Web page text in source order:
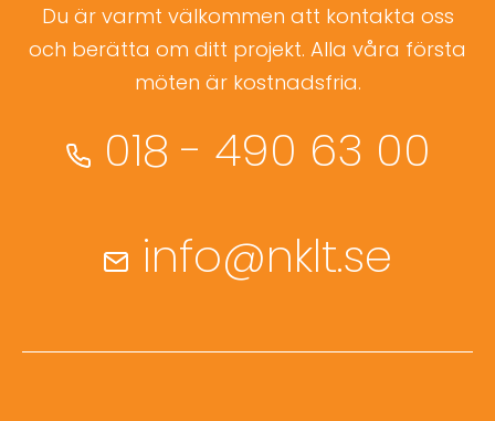
Du är varmt välkommen att kontakta oss
och berätta om ditt projekt. Alla våra första
möten är kostnadsfria.
018 - 490 63 00
info@nklt.se